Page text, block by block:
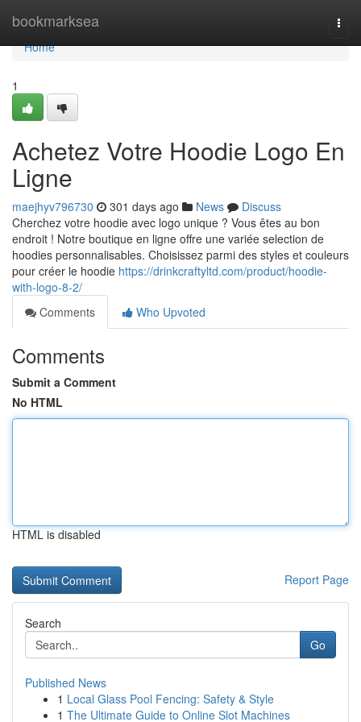
bookmarksea
Home
Home
1
Achetez Votre Hoodie Logo En
Ligne
maejhyv796730 301 days ago News
Discuss
Cherchez votre hoodie avec logo unique ? Vous êtes au bon
endroit ! Notre boutique en ligne offre une variée selection de
hoodies personnalisables. Choisissez parmi des styles et couleurs
pour créer le hoodie https://drinkcraftyltd.com/product/hoodie-
with-logo-8-2/
Comments
Who Upvoted
Comments
Submit a Comment
No HTML
HTML is disabled
Report Page
Search
Go
Published News
1 Local Glass Pool Fencing: Safety & Style
1 The Ultimate Guide to Online Slot Machines